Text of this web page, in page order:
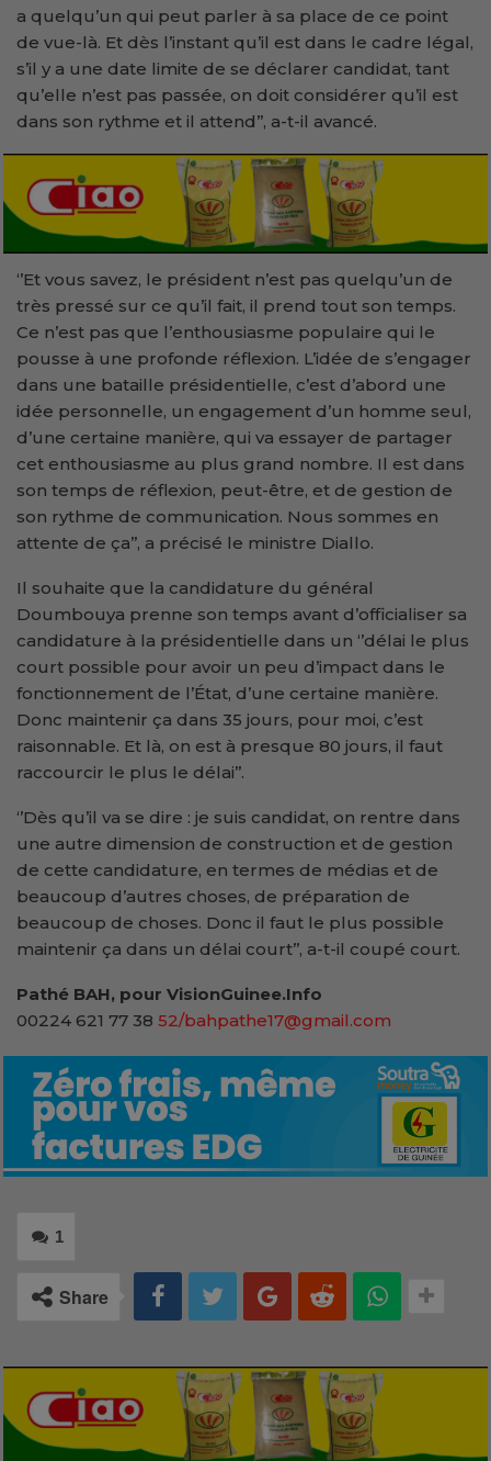
a quelqu’un qui peut parler à sa place de ce point
de vue-là. Et dès l’instant qu’il est dans le cadre légal,
s’il y a une date limite de se déclarer candidat, tant
qu’elle n’est pas passée, on doit considérer qu’il est
dans son rythme et il attend’’, a-t-il avancé.
‘’Et vous savez, le président n’est pas quelqu’un de
très pressé sur ce qu’il fait, il prend tout son temps.
Ce n’est pas que l’enthousiasme populaire qui le
pousse à une profonde réflexion. L’idée de s’engager
dans une bataille présidentielle, c’est d’abord une
idée personnelle, un engagement d’un homme seul,
d’une certaine manière, qui va essayer de partager
cet enthousiasme au plus grand nombre. Il est dans
son temps de réflexion, peut-être, et de gestion de
son rythme de communication. Nous sommes en
attente de ça’’, a précisé le ministre Diallo.
Il souhaite que la candidature du général
Doumbouya prenne son temps avant d’officialiser sa
candidature à la présidentielle dans un ‘’délai le plus
court possible pour avoir un peu d’impact dans le
fonctionnement de l’État, d’une certaine manière.
Donc maintenir ça dans 35 jours, pour moi, c’est
raisonnable. Et là, on est à presque 80 jours, il faut
raccourcir le plus le délai’’.
‘’Dès qu’il va se dire : je suis candidat, on rentre dans
une autre dimension de construction et de gestion
de cette candidature, en termes de médias et de
beaucoup d’autres choses, de préparation de
beaucoup de choses. Donc il faut le plus possible
maintenir ça dans un délai court’’, a-t-il coupé court.
Pathé BAH, pour VisionGuinee.Info
00224 621 77 38 52/bahpathe17@gmail.com
1
Share